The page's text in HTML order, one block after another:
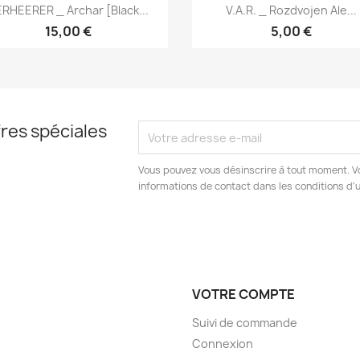
Aperçu rapide
_ Archar [Black...
15,00 €
 Aperçu rapide
V.A.R. _ Rozdvojen Ale...
5,00 €
spéciales
Vous pouvez vous désinscrire à tout moment.
informations de contact dans les conditions
VOTRE COMPTE
Suivi de commande
Connexion